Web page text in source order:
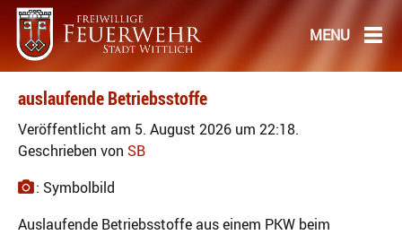
auslaufende Betriebsstoffe
Veröffentlicht am 5. August 2026 um 22:18.
Geschrieben von SB
: Symbolbild
Auslaufende Betriebsstoffe aus einem PKW beim